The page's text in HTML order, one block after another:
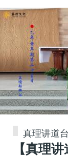
真理讲道台
【真理